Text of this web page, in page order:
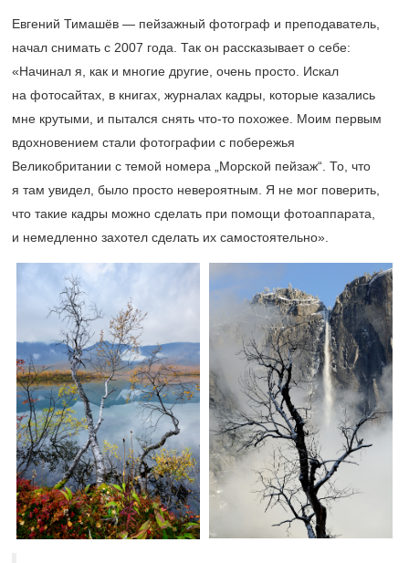
Евгений Тимашёв — пейзажный фотограф и преподаватель,
начал снимать с 2007 года. Так он рассказывает о себе:
«Начинал я, как и многие другие, очень просто. Искал
на фотосайтах, в книгах, журналах кадры, которые казались
мне крутыми, и пытался снять что-то похожее. Моим первым
вдохновением стали фотографии с побережья
Великобритании с темой номера „Морской пейзаж“. То, что
я там увидел, было просто невероятным. Я не мог поверить,
что такие кадры можно сделать при помощи фотоаппарата,
и немедленно захотел сделать их самостоятельно».